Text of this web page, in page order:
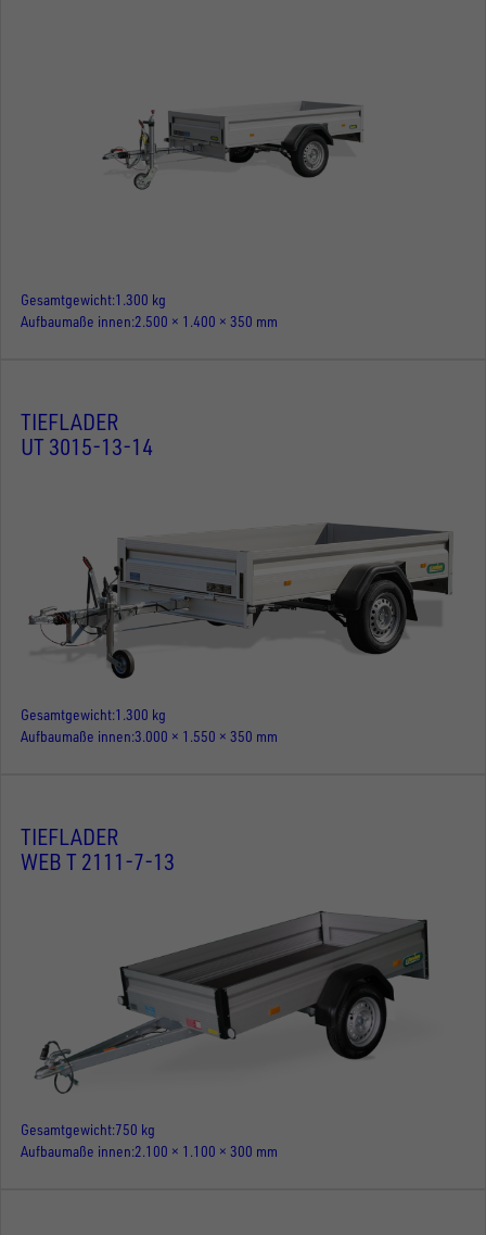
Gesamtgewicht 1.300 kg
Aufbaumaße innen 2.500 × 1.400 × 350 mm
TIEFLADER
UT 3015-13-14
Gesamtgewicht 1.300 kg
Aufbaumaße innen 3.000 × 1.550 × 350 mm
TIEFLADER
WEB T 2111-7-13
Gesamtgewicht 750 kg
Aufbaumaße innen 2.100 × 1.100 × 300 mm